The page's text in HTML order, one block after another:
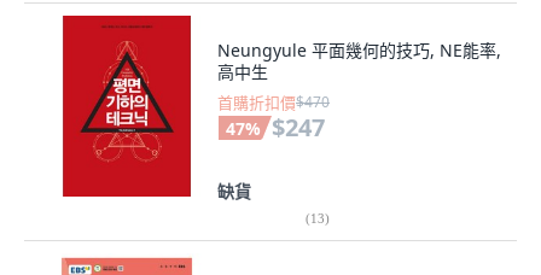
Neungyule 平面幾何的技巧, NE能率,
高中生
首購折扣價$470
47% $247
缺貨
(13)